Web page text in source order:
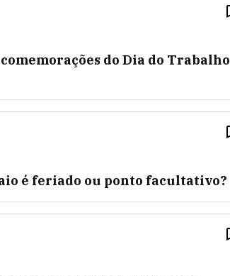
do Dia do Trabalho
é feriado ou ponto facultativo?